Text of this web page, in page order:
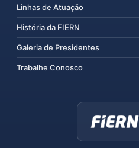
Linhas de Atuação
História da FIERN
Galeria de Presidentes
Trabalhe Conosco